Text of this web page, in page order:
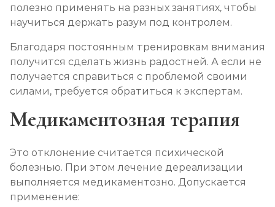
полезно применять на разных занятиях, чтобы
научиться держать разум под контролем.
Благодаря постоянным тренировкам внимания
получится сделать жизнь радостней. А если не
получается справиться с проблемой своими
силами, требуется обратиться к экспертам.
Медикаментозная терапия
Это отклонение считается психической
болезнью. При этом лечение дереализации
выполняется медикаментозно. Допускается
применение: